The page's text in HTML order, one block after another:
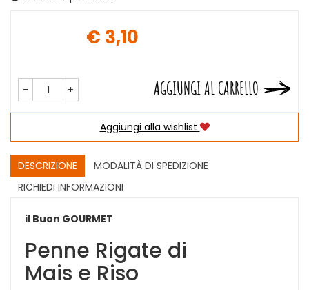
€ 3,10
- + AGGIUNGI AL CARRELLO
Aggiungi alla wishlist
DESCRIZIONE
MODALITÀ DI SPEDIZIONE
RICHIEDI INFORMAZIONI
il Buon GOURMET
Penne Rigate di
Mais e Riso